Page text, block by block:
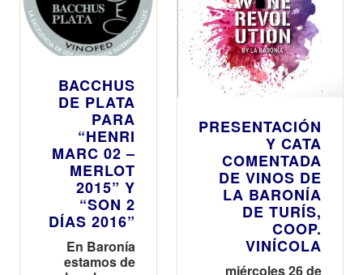
BACCHUS
DE PLATA
PARA
“HENRI
MARC 02 –
MERLOT
2015” Y
“SON 2
DÍAS 2016”
En Baronía
estamos de
PRESENTACIÓN
Y CATA
COMENTADA
DE VINOS DE
LA BARONÍA
DE TURÍS,
COOP.
VINÍCOLA
miércoles 26 de